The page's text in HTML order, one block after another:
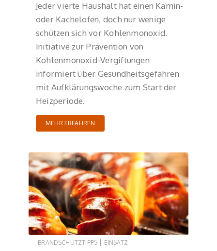
Jeder vierte Haushalt hat einen Kamin-
oder Kachelofen, doch nur wenige
schützen sich vor Kohlenmonoxid.
Initiative zur Prävention von
Kohlenmonoxid-Vergiftungen
informiert über Gesundheitsgefahren
mit Aufklärungswoche zum Start der
Heizperiode.
MEHR ERFAHREN
BRANDSCHUTZTIPPS | EINSATZ